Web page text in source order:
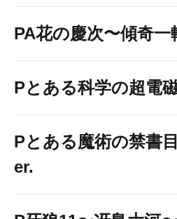
PA花の慶次〜傾奇一
Pとある科学の超電
Pとある魔術の禁書
er.